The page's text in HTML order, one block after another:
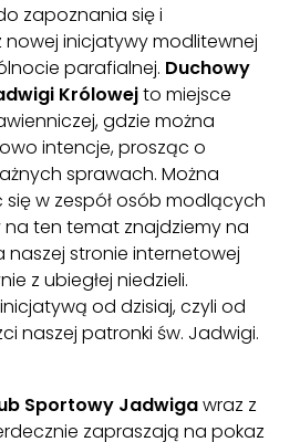
zapoznania się i
nowej inicjatywy modlitewnej
parafialnej. Duchowy
Królowejto miejsce
gdzie można
intencje, prosząc o
sprawach. Można
się w zespół osób modlących
na ten temat znajdziemy na
naszej stronie internetowej
z ubiegłej niedzieli.
od dzisiaj, czyli od
naszej patronki św. Jadwigi.
Sportowy Jadwigawraz z
zapraszają na pokaz